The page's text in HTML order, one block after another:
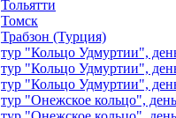
Тольятти
Томск
Трабзон (Турция)
тур "Кольцо Удмуртии",
тур "Кольцо Удмуртии",
тур "Кольцо Удмуртии",
тур "Онежское кольцо",